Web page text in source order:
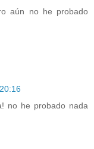
aún no he probado
no he probado nada